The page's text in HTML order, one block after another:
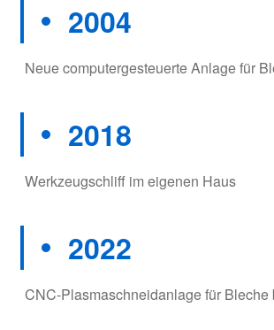
2004
Neue computergesteuerte Anlage für
2018
Werkzeugschliff im eigenen Haus
2022
CNC-Plasmaschneidanlage für Bleche